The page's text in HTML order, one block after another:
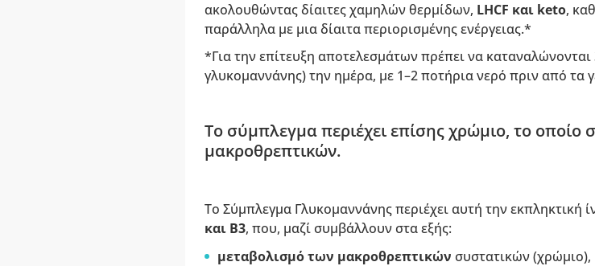
ακολουθώντας δίαιτες χαμηλών θερμίδων, LHCF και keto,
παράλληλα με μια δίαιτα περιορισμένης ενέργειας.*
*Για την επίτευξη αποτελεσμάτων πρέπει να
γλυκομαννάνης) την ημέρα, με 1–2 ποτήρια νερό πριν από τα
Το σύμπλεγμα περιέχει επίσης χρώμιο, το
μακροθρεπτικών.
Το Σύμπλεγμα Γλυκομαννάνης περιέχει αυτή την εκπληκτική
και B3, που, μαζί συμβάλλουν στα εξής:
μεταβολισμό των μακροθρεπτικών συστατικών (χρώμιο),